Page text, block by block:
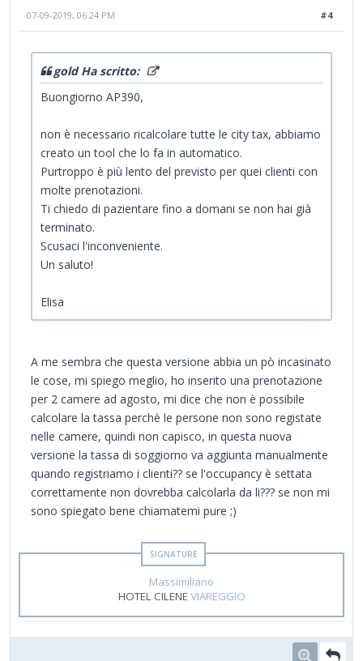
#4
07-09-2019, 06:24 PM
gold Ha scritto:
Buongiorno AP390,
non è necessario ricalcolare tutte le city tax, abbiamo
creato un tool che lo fa in automatico.
Purtroppo è più lento del previsto per quei clienti con
molte prenotazioni.
Ti chiedo di pazientare fino a domani se non hai già
terminato.
Scusaci l'inconveniente.
Un saluto!
Elisa
A me sembra che questa versione abbia un pò incasinato
le cose, mi spiego meglio, ho inserito una prenotazione
per 2 camere ad agosto, mi dice che non è possibile
calcolare la tassa perchè le persone non sono registate
nelle camere, quindi non capisco, in questa nuova
versione la tassa di soggiorno va aggiunta manualmente
quando registriamo i clienti?? se l'occupancy è settata
correttamente non dovrebba calcolarla da li??? se non mi
sono spiegato bene chiamatemi pure ;)
Massimiliano
HOTEL CILENEVIAREGGIO